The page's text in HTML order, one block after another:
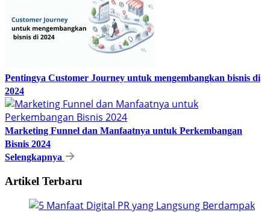
Pentingya Customer Journey untuk mengembangkan bisnis di
2024
Marketing Funnel dan Manfaatnya untuk Perkembangan
Bisnis 2024
Selengkapnya
Artikel Terbaru